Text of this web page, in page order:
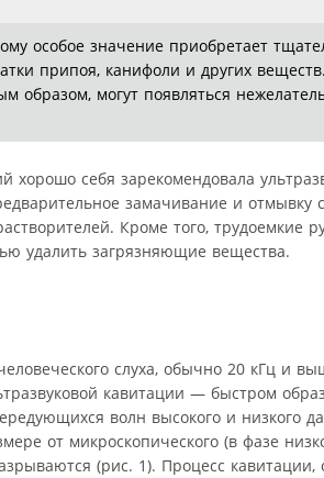
особое значение приобретает
припоя, канифоли и других
могут появляться
хорошо себя зарекомендовала
замачивание и отмывку
Кроме того, трудоемкие
удалить загрязняющие вещества.
слуха, обычно 20 кГц и
кавитации — быстром
волн высокого и низкого
от микроскопического (в фазе
(рис. 1). Процесс